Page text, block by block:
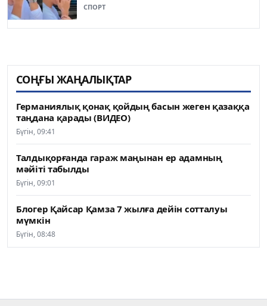
СПОРТ
СОҢҒЫ ЖАҢАЛЫҚТАР
Германиялық қонақ қойдың басын жеген қазаққа
таңдана қарады (ВИДЕО)
Бүгін, 09:41
Талдықорғанда гараж маңынан ер адамның
мәйіті табылды
Бүгін, 09:01
Блогер Қайсар Қамза 7 жылға дейін сотталуы
мүмкін
Бүгін, 08:48